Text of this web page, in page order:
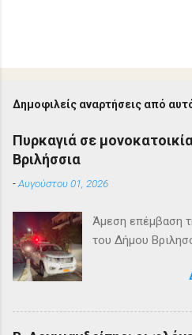
Δημοφιλείς αναρτήσεις από
Πυρκαγιά σε
Βριλήσσια
-Αυγούστου 01, 2026
Άμεση επέμβαση
του Δήμου